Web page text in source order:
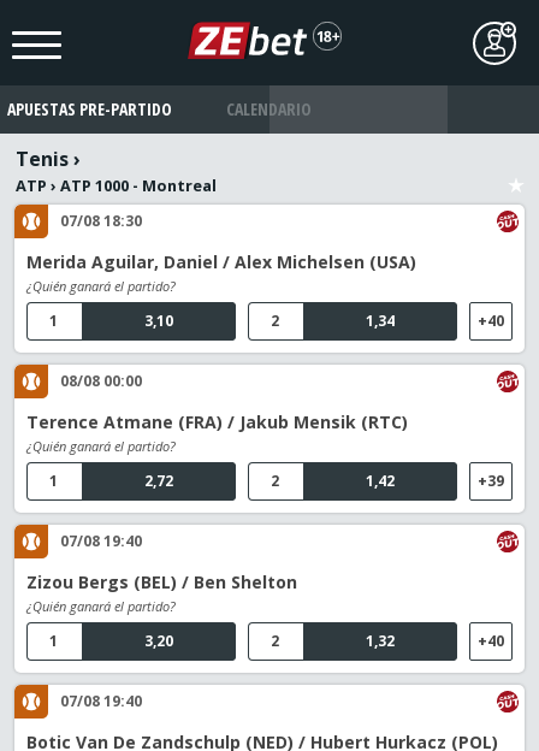
APUESTAS PRE-PARTIDO CALENDARIO
Tenis›
ATP › ATP 1000 - Montreal
07/08 18:30
Merida Aguilar, Daniel / Alex Michelsen (USA)
¿Quién ganará el partido?
3,10
1 1,34
2 +40
08/08 00:00
Terence Atmane (FRA) / Jakub Mensik (RTC)
¿Quién ganará el partido?
2,72
1 1,42
2 +39
07/08 19:40
Zizou Bergs (BEL) / Ben Shelton
¿Quién ganará el partido?
3,20
1 1,32
2 +40
07/08 19:40
Botic Van De Zandschulp (NED) / Hubert Hurkacz (POL)